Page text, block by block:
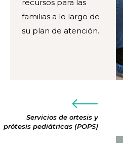
recursos para las
familias a lo largo de
su plan de atención.
Servicios de ortesis y
prótesis pediátricas (POPS)